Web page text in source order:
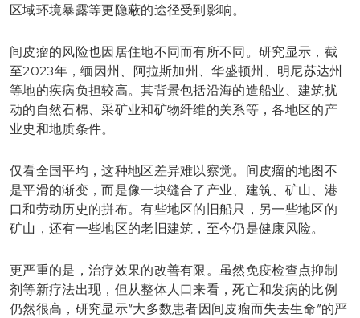
区域环境暴露等更隐蔽的途径受到影响。
间皮瘤的风险也因居住地不同而有所不同。研究显示，截
至2023年，缅因州、阿拉斯加州、华盛顿州、明尼苏达州
等地的疾病负担较高。其背景包括沿海的造船业、建筑扰
动的自然石棉、采矿业和矿物纤维的关系等，各地区的产
业史和地质条件。
仅看全国平均，这种地区差异难以察觉。间皮瘤的地图不
是平滑的渐变，而是像一块缝合了产业、建筑、矿山、港
口和劳动历史的拼布。有些地区的旧船只，另一些地区的
矿山，还有一些地区的老旧建筑，至今仍是健康风险。
更严重的是，治疗效果的改善有限。虽然免疫检查点抑制
剂等新疗法出现，但从整体人口来看，死亡和发病的比例
仍然很高，研究显示“大多数患者因间皮瘤而失去生命”的严